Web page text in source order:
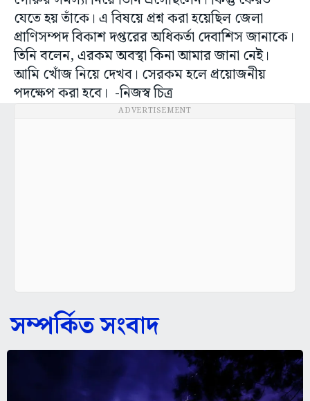
যেতে হয় তাঁকে। এ বিষয়ে প্রশ্ন করা হয়েছিল জেলা
প্রাণিসম্পদ বিকাশ দপ্তরের অধিকর্তা দেবাশিস জানাকে।
তিনি বলেন, এরকম অবস্থা কিনা আমার জানা নেই।
আমি খোঁজ নিয়ে দেখব। সেরকম হলে প্রয়োজনীয়
পদক্ষেপ করা হবে। -নিজস্ব চিত্র
ADVERTISEMENT
সম্পর্কিত সংবাদ